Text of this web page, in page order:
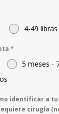
4-49 libras
*
5 meses -
identificar a
cirugía